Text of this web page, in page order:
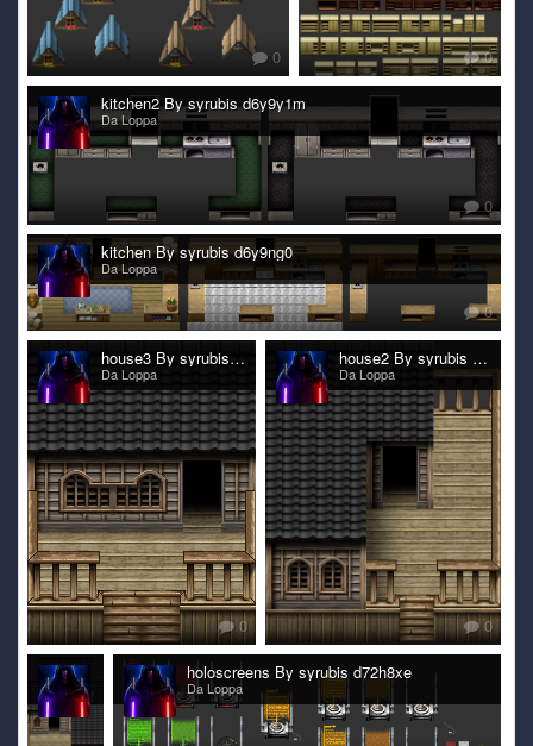
0 0
kitchen2 By syrubis d6y9y1m
Da Loppa
0
kitchen By syrubis d6y9ng0
Da Loppa
0
house3 By syrubis d6y9h1b
Da Loppa
0
house2 By syrubis d6y9h16
Da Loppa
0
house By syrubis d6y9h13
Da Loppa
holoscreens By syrubis d72h8xe
Da Loppa